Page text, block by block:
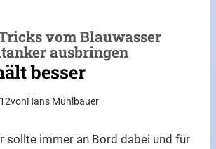
vom Blauwasser
ausbringen
besser
vonHans Mühlbauer
sollte immer an Bord dabei und für